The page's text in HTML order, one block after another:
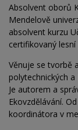
Absolvent oborů
Mendelově
absolvent kurzu
certifikovaný
Věnuje se tvorbě
polytechnických
Je autorem a
Ekovzdělávání.
koordinátora v